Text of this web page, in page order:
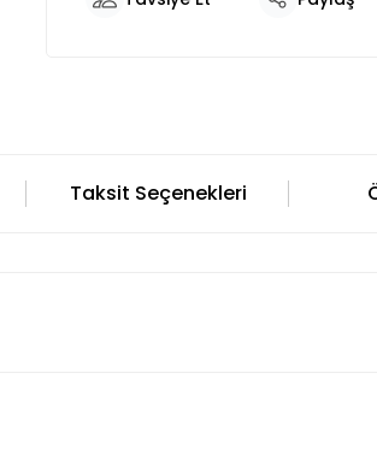
Taksit Seçenekleri